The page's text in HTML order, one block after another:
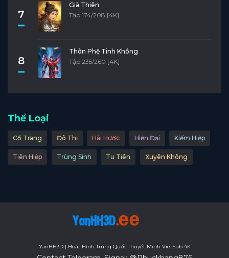
7
Già Thiên
Tập 174/208 [4K]
8
Thôn Phệ Tinh Không
Tập 235/260 [4K]
Thể Loại
Cổ Trang Đô Thị Hài Hước Hiện Đại Kiếm Hiệp
Tiên Hiệp Trùng Sinh Tu Tiên Xuyên Không
YanHH3D | Hoạt Hình Trung Quốc Thuyết Minh VietSub 4K